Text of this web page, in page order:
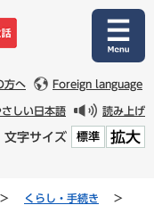
方へ Foreign language
さしい日本語 読み上げ
文字サイズ 標準 拡大
> くらし・手続き
>